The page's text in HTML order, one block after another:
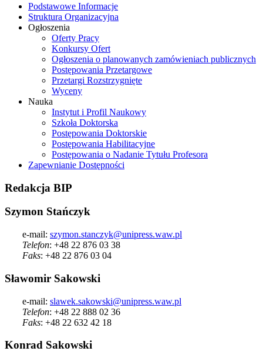
Podstawowe Informacje
Struktura Organizacyjna
Ogłoszenia
Oferty Pracy
Konkursy Ofert
Ogłoszenia o planowanych zamówieniach publicznych
Postępowania Przetargowe
Przetargi Rozstrzygnięte
Wyceny
Nauka
Instytut i Profil Naukowy
Szkoła Doktorska
Postępowania Doktorskie
Postępowania Habilitacyjne
Postępowania o Nadanie Tytułu Profesora
Zapewnianie Dostępności
Redakcja BIP
Szymon Stańczyk
e-mail: szymon.stanczyk@unipress.waw.pl
Telefon: +48 22 876 03 38
Faks: +48 22 876 03 04
Sławomir Sakowski
e-mail: slawek.sakowski@unipress.waw.pl
Telefon: +48 22 888 02 36
Faks: +48 22 632 42 18
Konrad Sakowski